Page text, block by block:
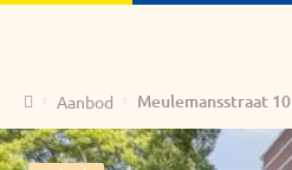
HomeAanbod Meulemansstraat